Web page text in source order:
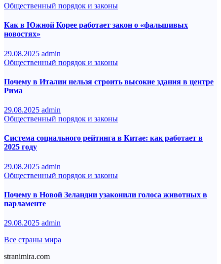
Общественный порядок и законы
Как в Южной Корее работает закон о «фальшивых
новостях»
29.08.2025 admin
Общественный порядок и законы
Почему в Италии нельзя строить высокие здания в центре
Рима
29.08.2025 admin
Общественный порядок и законы
Система социального рейтинга в Китае: как работает в
2025 году
29.08.2025 admin
Общественный порядок и законы
Почему в Новой Зеландии узаконили голоса животных в
парламенте
29.08.2025 admin
Все страны мира
stranimira.com